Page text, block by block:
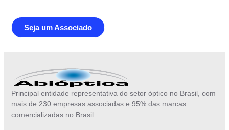
Seja um Associado
Principal entidade representativa do setor óptico no Brasil, com
mais de 230 empresas associadas e 95% das marcas
comercializadas no Brasil